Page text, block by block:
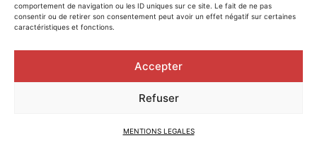
comportement de navigation ou les ID uniques sur ce site. Le fait de ne pas
consentir ou de retirer son consentement peut avoir un effet négatif sur certaines
caractéristiques et fonctions.
Accepter
Refuser
MENTIONS LEGALES